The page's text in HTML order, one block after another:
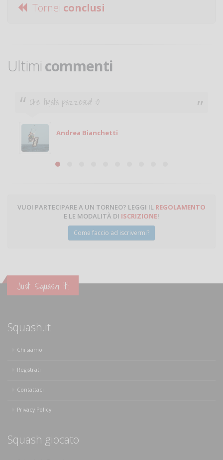
Tornei conclusi
Ultimi commenti
Che figata pazzesca! :O
Andrea Bianchetti
VUOI PARTECIPARE A UN TORNEO? LEGGI IL REGOLAMENTO
E LE MODALITÀ DI ISCRIZIONE!
Come faccio ad iscrivermi?
Just Squash It!
Squash.it
Chi siamo
Registrati
Contattaci
Privacy Policy
Squash giocato